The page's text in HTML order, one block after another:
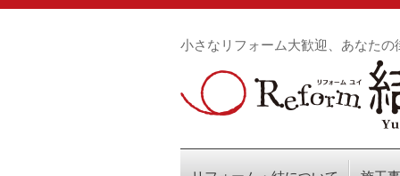
小さなリフォーム大歓迎、あなた